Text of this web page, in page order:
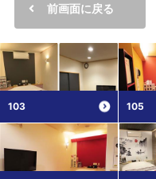
前画面に戻る
103 105